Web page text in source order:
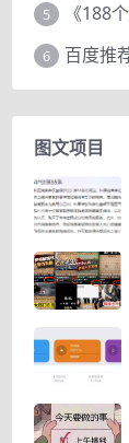
5
6
图文项目